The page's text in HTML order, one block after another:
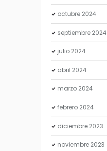
octubre 2024
septiembre 2024
julio 2024
abril 2024
marzo 2024
febrero 2024
diciembre 2023
noviembre 2023